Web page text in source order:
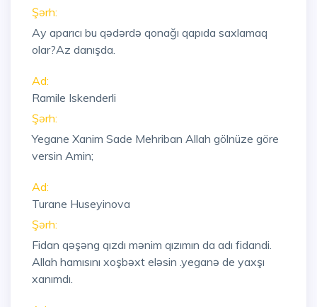
Şərh:
Ay aparıcı bu qədərdə qonağı qapıda saxlamaq
olar?Az danışda.
Ad:
Ramile Iskenderli
Şərh:
Yegane Xanim Sade Mehriban Allah gölnüze göre
versin Amin;
Ad:
Turane Huseyinova
Şərh:
Fidan qəşəng qızdı mənim qızımın da adı fidandi.
Allah hamısını xoşbəxt eləsin .yeganə de yaxşı
xanımdı.